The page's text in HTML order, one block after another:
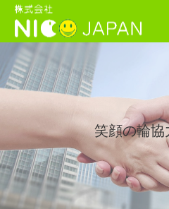
笑顔の輪協